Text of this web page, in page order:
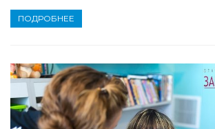
ПОДРОБНЕЕ